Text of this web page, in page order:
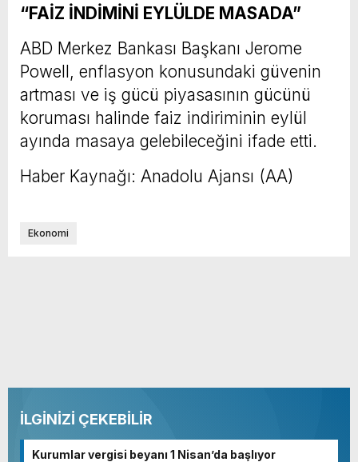
“FAİZ İNDİMİNİ EYLÜLDE MASADA”
ABD Merkez Bankası Başkanı Jerome
Powell, enflasyon konusundaki güvenin
artması ve iş gücü piyasasının gücünü
koruması halinde faiz indiriminin eylül
ayında masaya gelebileceğini ifade etti.
Haber Kaynağı: Anadolu Ajansı (AA)
Ekonomi
İLGİNİZİ ÇEKEBİLİR
Kurumlar vergisi beyanı 1 Nisan’da başlıyor